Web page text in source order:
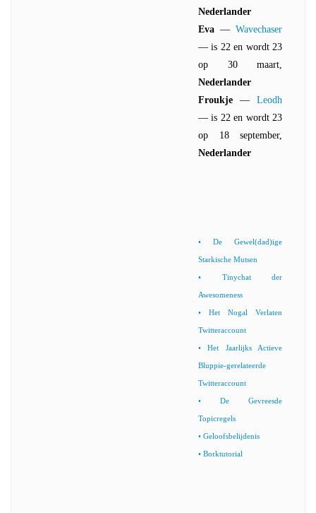
Nederlander
Eva — Wavechaser
— is 22 en wordt 23
op 30 maart,
Nederlander
Froukje — Leodh
— is 22 en wordt 23
op 18 september,
Nederlander
• De Gewel(dad)ige
Starkische Mutsen
• Tinychat der
Awesomeness
• Het Nogal Verlaten
Twitteraccount
• Het Jaarlijks Actieve
Bluppie-gerelateerde
Twitteraccount
• De Gevreesde
Topicregels
• Geloofsbelijdenis
• Borktutorial